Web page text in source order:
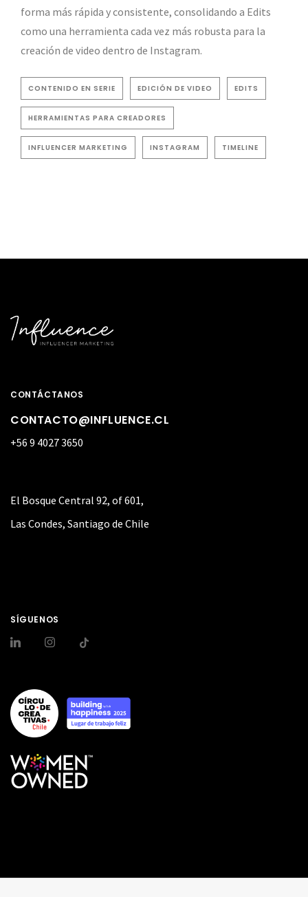
forma más rápida y consistente, consolidando a Edits
como una herramienta cada vez más robusta para la
creación de video dentro de Instagram.
CONTENIDO EN SERIE EDICIÓN DE VIDEO EDITS
HERRAMIENTAS PARA CREADORES
INFLUENCER MARKETING INSTAGRAM TIMELINE
CONTÁCTANOS
CONTACTO@INFLUENCE.CL
+56 9 4027 3650
El Bosque Central 92, of 601,
Las Condes, Santiago de Chile
SÍGUENOS